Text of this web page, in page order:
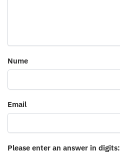
Nume
Email
Please enter an answer in digits: